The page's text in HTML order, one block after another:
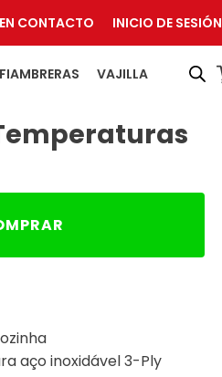
CONTACTO INICIO DE SESIÓN
FIAMBRERAS VAJILLA
aço inoxidável 3-Ply